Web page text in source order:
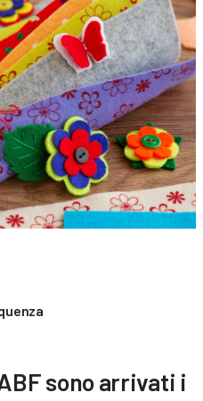
sono arrivati i